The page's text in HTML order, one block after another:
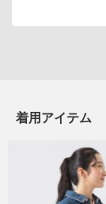
着用アイテム